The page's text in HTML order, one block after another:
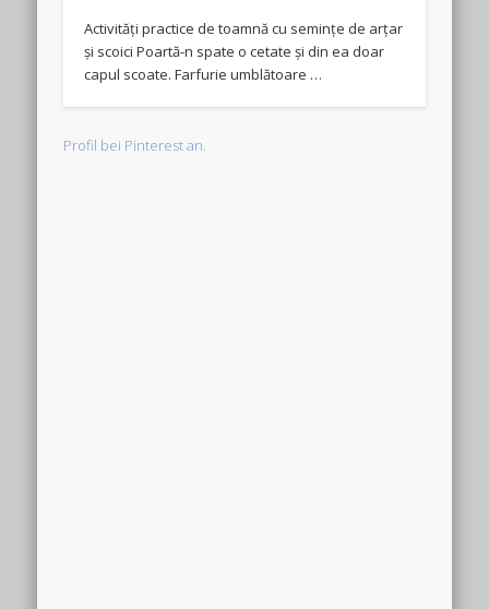
Activități practice de toamnă cu semințe de arțar
și scoici Poartă-n spate o cetate și din ea doar
capul scoate. Farfurie umblătoare …
Profil bei Pinterest an.